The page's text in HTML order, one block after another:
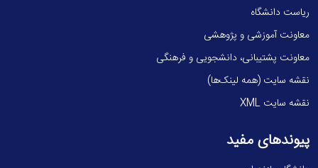
ریاست دانشگاه
معاونت آموزشی و پژوهشی
معاونت پشتیبانی، دانشجویی و فرهنگی
نقشه سایت (همه لینک‌ها)
نقشه سایت XML
پیوندهای مفید